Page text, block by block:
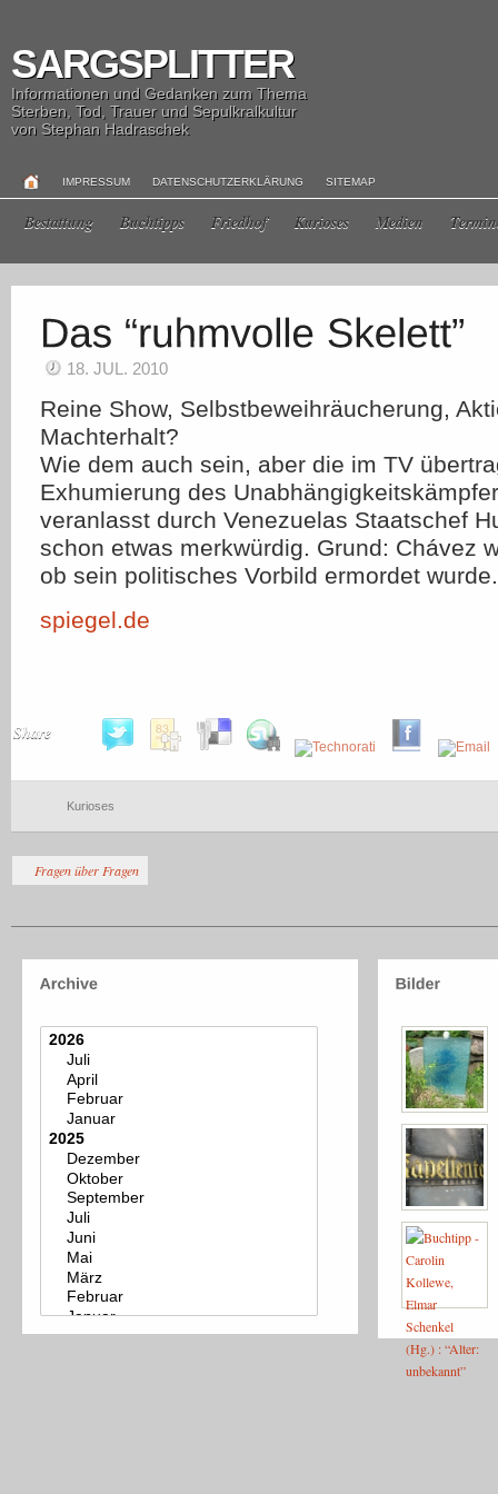
SARGSPLITTER
Informationen und Gedanken zum Thema
Sterben, Tod, Trauer und Sepulkralkultur
von Stephan Hadraschek
IMPRESSUM DATENSCHUTZERKLÄRUNG SITEMAP
Bestattung Buchtipps Friedhof Kurioses Medien
18. JUL. 2010
Reine Show, Selbstbeweihräucherung,
Machterhalt?
Wie dem auch sein, aber die im TV
Exhumierung des
veranlasst durch Venezuelas Staatschef
schon etwas merkwürdig. Grund: Chávez
ob sein politisches Vorbild ermordet wurde.
spiegel.de
Share
Kurioses
Fragen über Fragen